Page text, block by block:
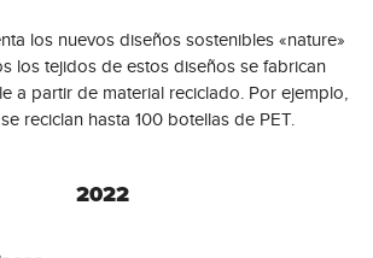
los nuevos diseños sostenibles «nature»
los tejidos de estos diseños se fabrican
a partir de material reciclado. Por ejemplo,
reciclan hasta 100 botellas de PET.
2022